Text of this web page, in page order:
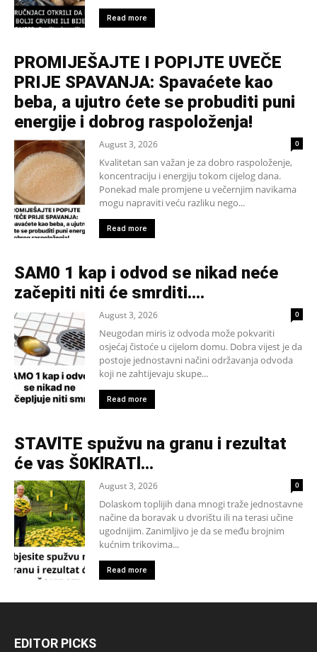
Read more
PROMIJEŠAJTE I POPIJTE UVEČE
PRIJE SPAVANJA: Spavaćete kao
beba, a ujutro ćete se probuditi puni
energije i dobrog raspoloženja!
August 3, 2026 0
Kvalitetan san važan je za dobro raspoloženje,
koncentraciju i energiju tokom cijelog dana.
Ponekad male promjene u večernjim navikama
mogu napraviti veću razliku nego...
Read more
SAM0 1 kap i odvod se nikad neće
začepiti niti će smrditi….
August 3, 2026 0
Neugodan miris iz odvoda može pokvariti
osjećaj čistoće u cijelom domu. Dobra vijest je da
postoje jednostavni načini održavanja odvoda
koji ne zahtijevaju skupe...
Read more
STAVlTE spužvu na granu i rezultat
će vas Š0KlRATl…
August 3, 2026 0
Dolaskom toplijih dana mnogi traže jednostavne
načine da boravak u dvorištu ili na terasi učine
ugodnijim. Zanimljivo je da se među brojnim
kućnim trikovima...
Read more
EDITOR PICKS